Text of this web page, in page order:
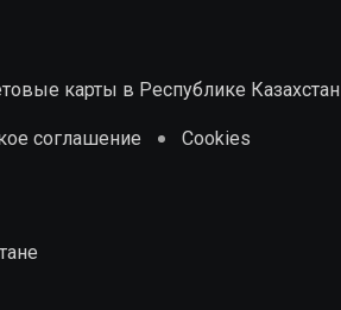
карты в Республике Казахстан
соглашение Cookies